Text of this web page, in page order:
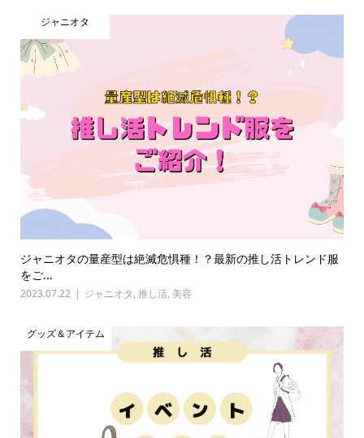
ジャニオタ
ジャニオタの量産型は絶滅危惧種！？最新の推し活トレンド服
をご...
2023.07.22 ジャニオタ, 推し活, 美容
グッズ＆アイテム